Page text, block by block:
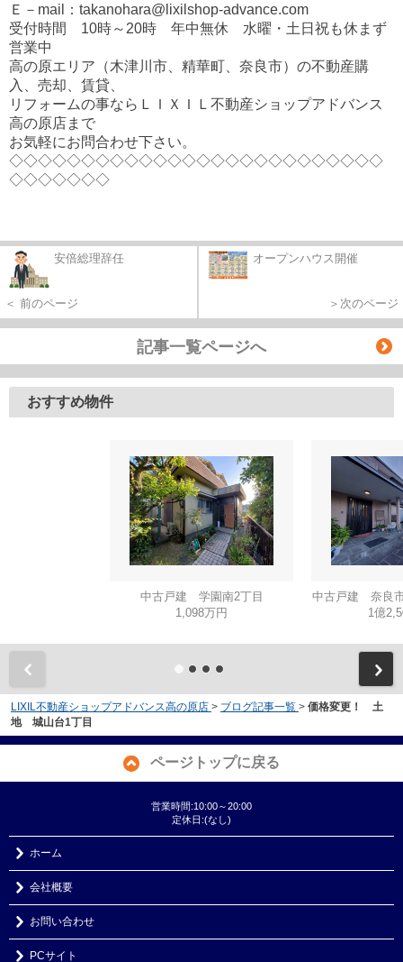
Ｅ－mail：takanohara@lixilshop-advance.com
受付時間 10時～20時 年中無休 水曜・土日祝も休まず
営業中
高の原エリア（木津川市、精華町、奈良市）の不動産購
入、売却、賃貸、
リフォームの事ならＬＩＸＩＬ不動産ショップアドバンス
高の原店まで
お気軽にお問合わせ下さい。
◇◇◇◇◇◇◇◇◇◇◇◇◇◇◇◇◇◇◇◇◇◇◇◇◇◇
◇◇◇◇◇◇◇
安倍総理辞任
＜ 前のページ
オープンハウス開催
＞次のページ
記事一覧ページへ
おすすめ物件
中古戸建 学園南2丁目
1,098万円
中古戸建 奈良
1億
LIXIL不動産ショップアドバンス高の原店 > ブログ記事一覧 > 価格変更！ 土
地 城山台1丁目
ページトップに戻る
営業時間:10:00～20:00
定休日:(なし)
ホーム
会社概要
お問い合わせ
PCサイト